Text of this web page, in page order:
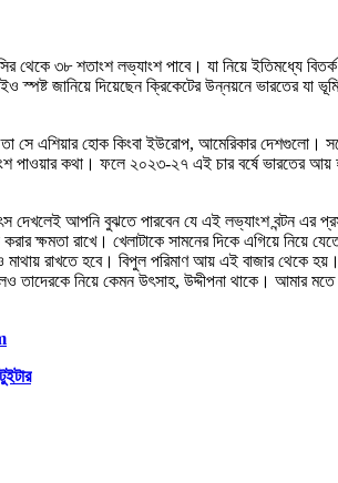
৩৮ শতাংশ লভ্যাংশ পাবে। যা নিয়ে ইতিমধ্যে বিতর্ক
স্পষ্ট জানিয়ে দিয়েছেন ক্রিকেটের উন্নয়নে ভারতের যা
তা সে এশিয়ার হোক কিংবা ইউরোপ, আমেরিকার দেশগুলো।
কথা। ফলে ২০২৩-২৭ এই চার বর্ষে ভারতের আয়
আপনি বুঝতে পারবেন যে এই লভ্যাংশ বন্টন এর
রাখে। খেলাটাকে সামনের দিকে এগিয়ে নিয়ে
মাথায় রাখতে হবে। বিপুল পরিমাণ আয় এই বাজার থেকে
নিয়ে কেমন উৎসাহ, উদ্দীপনা থাকে। আমার মতে
টুইটার